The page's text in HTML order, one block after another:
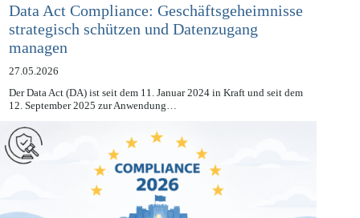
Data Act Compliance: Geschäftsgeheimnisse
strategisch schützen und Datenzugang
managen
27.05.2026
Der Data Act (DA) ist seit dem 11. Januar 2024 in Kraft und seit dem
12. September 2025 zur Anwendung…